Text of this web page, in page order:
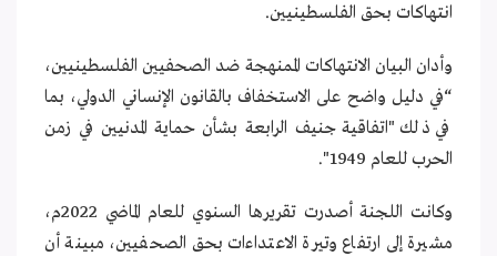
انتهاكات بحق الفلسطينيين.
وأدان البيان الانتهاكات الممنهجة ضد الصحفيين الفلسطينيين،
“في دليل واضح على الاستخفاف بالقانون الإنساني الدولي، بما
في ذلك "اتفاقية جنيف الرابعة بشأن حماية المدنيين في زمن
الحرب للعام 1949
".
وكانت اللجنة أصدرت تقريرها السنوي للعام الماضي 2022م،
مشيرة إلى ارتفاع وتيرة الاعتداءات بحق الصحفيين، مبينة أن